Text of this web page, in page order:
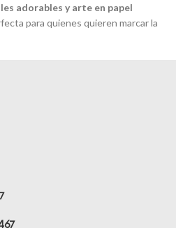
adorables y arte en papel
para quienes quieren marcar la